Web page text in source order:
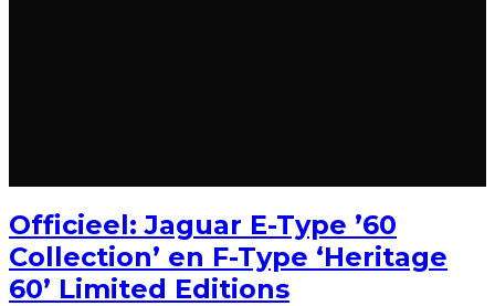
Officieel: Jaguar E-Type ’60
Collection’ en F-Type ‘Heritage
60’ Limited Editions